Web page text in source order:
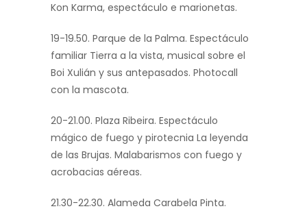
Kon Karma, espectáculo e marionetas.
19-19.50. Parque de la Palma. Espectáculo
familiar Tierra a la vista, musical sobre el
Boi Xulián y sus antepasados. Photocall
con la mascota.
20-21.00. Plaza Ribeira. Espectáculo
mágico de fuego y pirotecnia La leyenda
de las Brujas. Malabarismos con fuego y
acrobacias aéreas.
21.30-22.30. Alameda Carabela Pinta.